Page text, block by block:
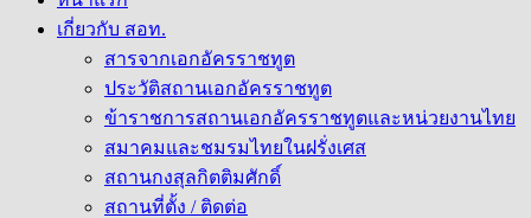
เกี่ยวกับ สอท.
สารจากเอกอัครราชทูต
ประวัติสถานเอกอัครราชทูต
ข้าราชการสถานเอกอัครราชทูตและหน่วยงานไทย
สมาคมและชมรมไทยในฝรั่งเศส
สถานกงสุลกิตติมศักดิ์
สถานที่ตั้ง / ติดต่อ